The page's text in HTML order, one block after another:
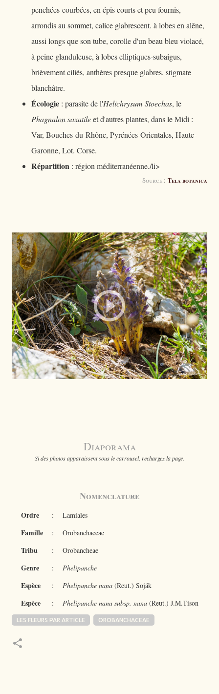
penchées-courbées, en épis courts et peu fournis,
arrondis au sommet, calice glabrescent. à lobes en alêne,
aussi longs que son tube, corolle d'un beau bleu violacé,
à peine glanduleuse, à lobes elliptiques-subaigus,
brièvement ciliés, anthères presque glabres, stigmate
blanchâtre.
Écologie : parasite de l'Helichrysum Stoechas, le
Phagnalon saxatileet d'autres plantes, dans le Midi :
Var, Bouches-du-Rhône, Pyrénées-Orientales, Haute-
Garonne, Lot. Corse.
Répartition : région méditerranéenne./li>
Source : Tela botanica
Diaporama
Si des photos apparaissent sous le carrousel, rechargez la page.
Nomenclature
Ordre : Lamiales
Famille : Orobanchaceae
Tribu : Orobancheae
Genre : Phelipanche
Espèce : Phelipanche nana(Reut.) Soják
Espèce : Phelipanche nana subsp. nana(Reut.) J.M.Tison
LES FLEURS PAR ARTICLE OROBANCHACEAE